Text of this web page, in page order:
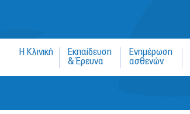
Η Κλινική
Εκπαίδευση
& Έρευνα
Ενημέρωση
ασθενών